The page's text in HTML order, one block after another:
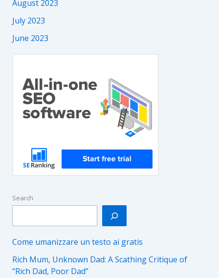
August 2023
July 2023
June 2023
Search
Come umanizzare un testo ai gratis
Rich Mum, Unknown Dad: A Scathing Critique of
“Rich Dad, Poor Dad”